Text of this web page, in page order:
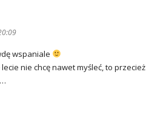
wspaniale
nie chcę nawet myśleć, to przecież